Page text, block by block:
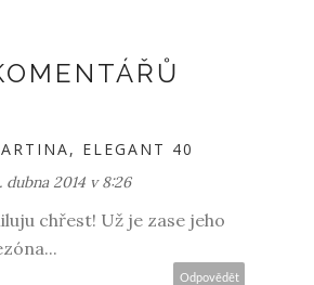
ELEGANT 40
dubna 2014 v 8:26
chřest! Už je zase jeho
Odpovědět